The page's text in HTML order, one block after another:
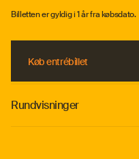
Køb entrébillet
Køb entrébillet
Billetten er gyldig i 1 år fra købsdato.
Rundvisninger